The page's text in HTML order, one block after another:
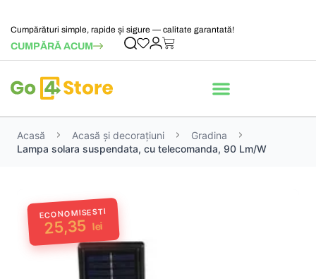
Cumpărături simple, rapide și sigure — calitate garantată!
CUMPĂRĂ ACUM
Acasă Acasă și decorațiuni
Gradina
Lampa solara suspendata, cu telecomanda, 90 Lm/W
ECONOMISESTI
25,35 lei